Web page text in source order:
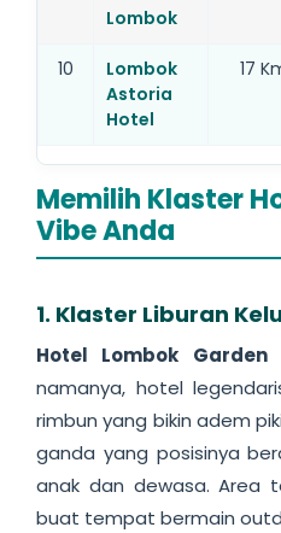
Lombok
10
Lombok
Astoria
Hotel
17
Memilih Klaster
Vibe Anda
1. Klaster Liburan
Hotel Lombok Garden
namanya, hotel
rimbun yang bikin adem
ganda yang posisinya
anak dan dewasa. Area
buat tempat bermain